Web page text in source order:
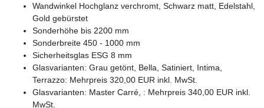
Wandwinkel Hochglanz verchromt, Schwarz matt, Edelstahl,
Gold gebürstet
Sonderhöhe bis 2200 mm
Sonderbreite 450 - 1000 mm
Sicherheitsglas ESG 8 mm
Glasvarianten: Grau getönt, Bella, Satiniert, Intima,
Terrazzo: Mehrpreis 320,00 EUR inkl. MwSt.
Glasvarianten: Master Carré, : Mehrpreis 340,00 EUR inkl.
MwSt.